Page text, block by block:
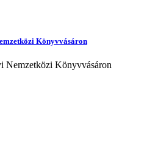
Könyvvásáron
Nemzetközi Könyvvásáron